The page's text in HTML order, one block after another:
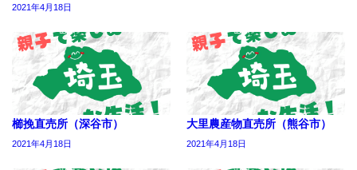
2021年4月18日
櫛挽直売所（深谷市）
2021年4月18日
大里農産物直売所（熊谷市）
2021年4月18日